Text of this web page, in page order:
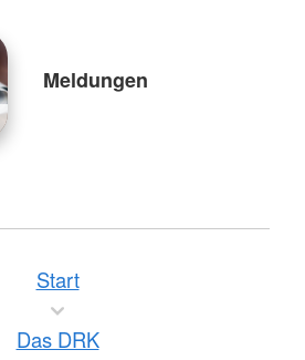
Meldungen
Start
Das DRK